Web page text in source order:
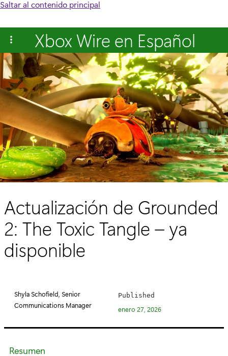
Saltar al contenido principal
Xbox Wire en Español
Actualización de Grounded
2: The Toxic Tangle – ya
disponible
Shyla Schofield, Senior
Communications Manager
Published
enero 27, 2026
Resumen